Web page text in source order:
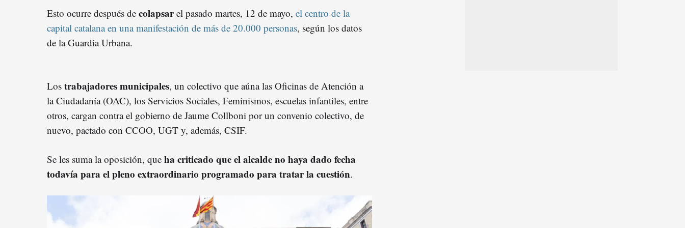
Esto ocurre después de colapsarel pasado martes, 12 de mayo, el centro de la
capital catalana en una manifestación de más de 20.000 personas, según los datos
de la Guardia Urbana.
Los trabajadores municipales, un colectivo que aúna las Oficinas de Atención a
la Ciudadanía (OAC), los Servicios Sociales, Feminismos, escuelas infantiles, entre
otros, cargan contra el gobierno de Jaume Collboni por un convenio colectivo, de
nuevo, pactado con CCOO, UGT y, además, CSIF.
Se les suma la oposición, que ha criticado que el alcalde no haya dado fecha
todavía para el pleno extraordinario programado para tratar la cuestión.